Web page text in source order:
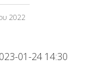
2022
01-24 14:30